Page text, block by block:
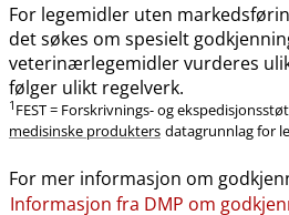
For legemidler uten
det søkes om spesielt
veterinærlegemidler vurderes
følger ulikt regelverk.
1 FEST = Forskrivnings- og
medisinske produkters datagrunnlag for
For mer informasjon om
Informasjon fra DMP om